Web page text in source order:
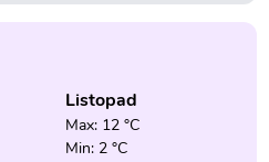
Listopad
Max: 12 °C
Min: 2 °C